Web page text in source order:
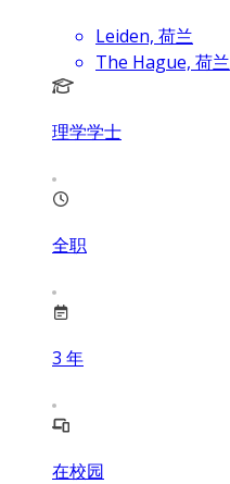
Leiden, 荷兰
The Hague, 荷兰
理学学士
全职
3 年
在校园